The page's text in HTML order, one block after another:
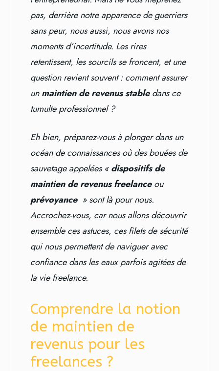
pas, derrière notre apparence de guerriers
sans peur, nous aussi, nous avons nos
moments d’incertitude. Les rires
retentissent, les sourcils se froncent, et une
question revient souvent : comment assurer
unmaintien de revenus stabledans ce
tumulte professionnel ?
Eh bien, préparez-vous à plonger dans un
océan de connaissances où des bouées de
sauvetage appelées «dispositifs de
maintien de revenus freelanceou
prévoyance » sont là pour nous.
Accrochez-vous, car nous allons découvrir
ensemble ces astuces, ces filets de sécurité
qui nous permettent de naviguer avec
confiance dans les eaux parfois agitées de
la vie freelance.
Comprendre la notion
de maintien de
revenus pour les
freelances ?